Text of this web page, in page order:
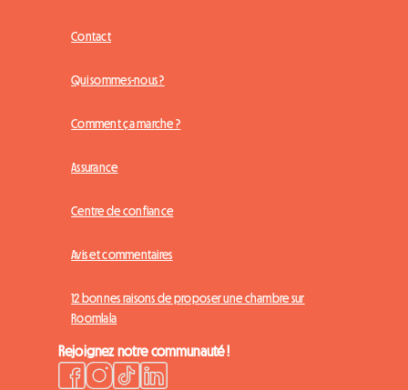
Contact
Qui sommes-nous ?
Comment ça marche ?
Assurance
Centre de confiance
Avis et commentaires
12 bonnes raisons de proposer une chambre sur
Roomlala
Rejoignez notre communauté !